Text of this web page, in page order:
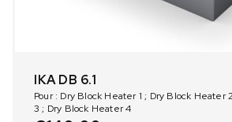
IKA DB 6.1
Pour : Dry Block Heater 1 ; Dry Block Heater
3 ; Dry Block Heater 4